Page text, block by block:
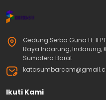
Gedung Serba Guna Lt. II
Raya Indarung, Indarung,
Sumatera Barat
Ikuti Kami